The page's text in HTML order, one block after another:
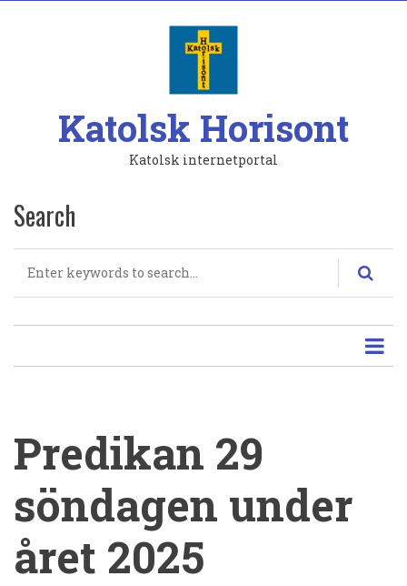
Katolsk Horisont
Katolsk internetportal
Search
Predikan 29
söndagen under
året 2025